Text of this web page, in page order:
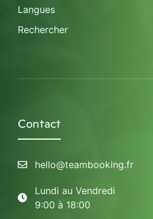
Langues
Rechercher
Contact
hello@teambooking.fr
Lundi au Vendredi
9:00 à 18:00